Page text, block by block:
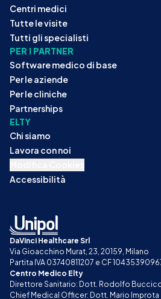
Centri medici
Tutte le visite
Tutti gli specialisti
PER I PARTNER
Software medico di base
Per le aziende
Per le cliniche
Partnerships
ELTY
Chi siamo
Lavora con noi
Accessibilità
DaVinci Healthcare Srl
Via Gioacchino Murat, 23, 20159, Milano
Partita IVA 03740811207 e CF
Centro Medico Elty
Direttore Sanitario: Dott. Rodolfo
Chief Medical Officer: Dott. Mario Improta